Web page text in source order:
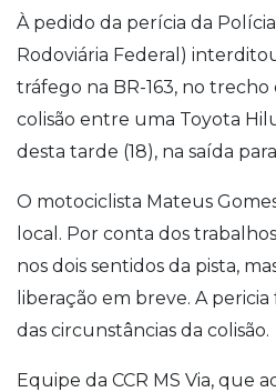
À pedido da perícia da
Rodoviária Federal)
tráfego na BR-163, no
colisão entre uma Toyota
desta tarde (18), na saída
O motociclista Mateus
local. Por conta dos
nos dois sentidos da pista,
liberação em breve. A
das circunstâncias da colisão.
Equipe da CCR MS Via, que